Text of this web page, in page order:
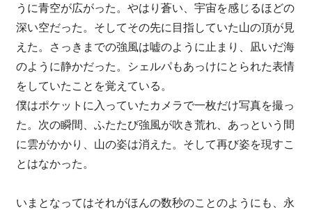
うに青空が広がった。やはり蒼い、宇宙を感じるほどの
深い空だった。そしてその先に目指していた山の頂が見
えた。さっきまでの強風は嘘のように止まり、凪いだ海
のように静かだった。シェルパもあっけにとられた表情
をしていたことを覚えている。
僕はポケットに入っていたカメラで一枚だけ写真を撮っ
た。次の瞬間、ふたたび強風が吹き荒れ、あっという間
に雲がかかり、山の姿は消えた。そして再び姿を現すこ
とはなかった。
いまとなってはそれがほんの数秒のことのようにも、永